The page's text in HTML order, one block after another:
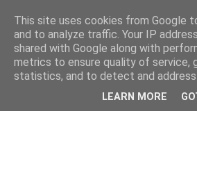
This site uses cookies from Google
and to analyze traffic. Your IP
shared with Google along with
metrics to ensure quality of service,
statistics, and to detect and address
LEARN MORE